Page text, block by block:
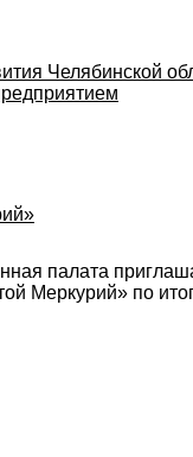
Челябинской
палата
Меркурий» по